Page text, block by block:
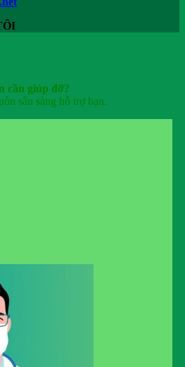
cần giúp đỡ?
sẵn sàng hỗ trợ bạn.